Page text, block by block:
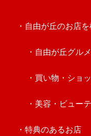
・自由が丘のお店
・自由が丘グルメ
・買い物・ショ
・美容・ビュー
・特典のあるお店